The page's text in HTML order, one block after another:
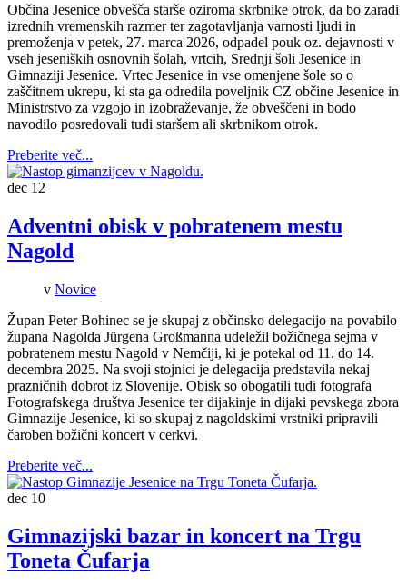
Občina Jesenice obvešča starše oziroma skrbnike otrok, da bo zaradi
izrednih vremenskih razmer ter zagotavljanja varnosti ljudi in
premoženja v petek, 27. marca 2026, odpadel pouk oz. dejavnosti v
vseh jeseniških osnovnih šolah, vrtcih, Srednji šoli Jesenice in
Gimnaziji Jesenice. Vrtec Jesenice in vse omenjene šole so o
zaščitnem ukrepu, ki sta ga odredila poveljnik CZ občine Jesenice in
Ministrstvo za vzgojo in izobraževanje, že obveščeni in bodo
navodilo posredovali tudi staršem ali skrbnikom otrok.
Preberite več...
dec 12
Adventni obisk v pobratenem mestu
Nagold
v Novice
Župan Peter Bohinec se je skupaj z občinsko delegacijo na povabilo
župana Nagolda Jürgena Großmanna udeležil božičnega sejma v
pobratenem mestu Nagold v Nemčiji, ki je potekal od 11. do 14.
decembra 2025. Na svoji stojnici je delegacija predstavila nekaj
prazničnih dobrot iz Slovenije. Obisk so obogatili tudi fotografa
Fotografskega društva Jesenice ter dijakinje in dijaki pevskega zbora
Gimnazije Jesenice, ki so skupaj z nagoldskimi vrstniki pripravili
čaroben božični koncert v cerkvi.
Preberite več...
dec 10
Gimnazijski bazar in koncert na Trgu
Toneta Čufarja